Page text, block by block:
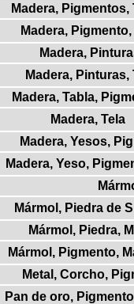
Madera, Pigmentos,
Madera,
Madera,
Madera, Pinturas,
Madera, Tabla,
Madera, Tela
Madera, Yesos,
Madera, Yeso,
Mármol, Piedra de
Mármol, Piedra,
Mármol, Pigmento,
Metal, Corcho,
Pan de oro,